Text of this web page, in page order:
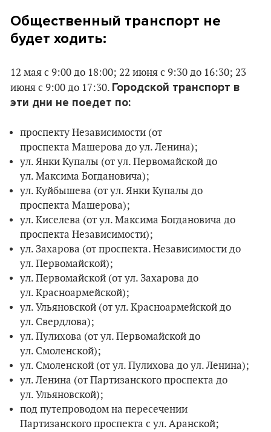
Общественный транспорт не
будет ходить:
12 мая с 9:00 до 18:00; 22 июня с 9:30 до 16:30; 23
июня с 9:00 до 17:30. Городской транспорт в
эти дни не поедет по:
проспекту Независимости (от
проспекта Машерова до ул. Ленина);
ул. Янки Купалы (от ул. Первомайской до
ул. Максима Богдановича);
ул. Куйбышева (от ул. Янки Купалы до
проспекта Машерова);
ул. Киселева (от ул. Максима Богдановича до
проспекта Независимости);
ул. Захарова (от проспекта. Независимости до
ул. Первомайской);
ул. Первомайской (от ул. Захарова до
ул. Красноармейской);
ул. Ульяновской (от ул. Красноармейской до
ул. Свердлова);
ул. Пулихова (от ул. Первомайской до
ул. Смоленской);
ул. Смоленской (от ул. Пулихова до ул. Ленина);
ул. Ленина (от Партизанского проспекта до
ул. Ульяновской);
под путепроводом на пересечении
Партизанского проспекта с ул. Аранской;